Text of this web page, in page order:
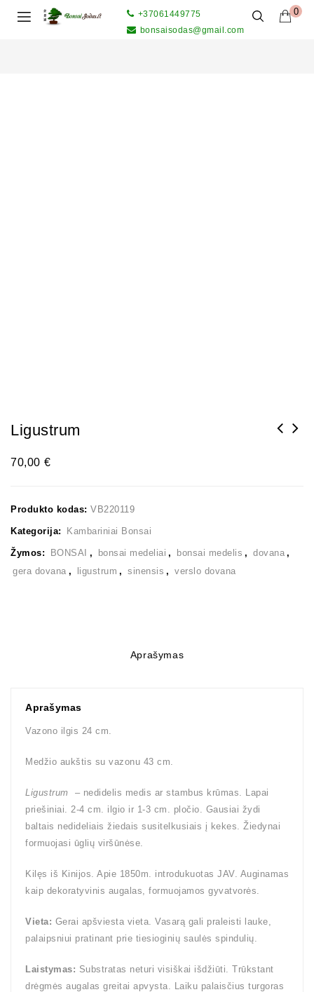
0
+37061449775
bonsaisodas@gmail.com
Ligustrum
70,00 €
Produkto kodas: VB220119
Kategorija: Kambariniai Bonsai
Žymos: BONSAI , bonsai medeliai , bonsai medelis , dovana ,
gera dovana , ligustrum , sinensis , verslo dovana
Aprašymas
Aprašymas
Vazono ilgis 24 cm.
Medžio aukštis su vazonu 43 cm.
Ligustrum
– nedidelis medis ar stambus krūmas. Lapai
priešiniai. 2-4 cm. ilgio ir 1-3 cm. pločio. Gausiai žydi
baltais nedideliais žiedais susitelkusiais į kekes. Žiedynai
formuojasi ūglių viršūnėse.
Kilęs iš Kinijos. Apie 1850m. introdukuotas JAV. Auginamas
kaip dekoratyvinis augalas, formuojamos gyvatvorės.
Vieta: Gerai apšviesta vieta. Vasarą gali praleisti lauke,
palaipsniui pratinant prie tiesioginių saulės spindulių.
Laistymas: Substratas neturi visiškai išdžiūti. Trūkstant
drėgmės augalas greitai apvysta. Laiku palaisčius turgoras